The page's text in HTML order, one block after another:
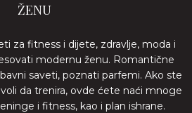
ŽENU
za fitness i dijete, zdravlje, moda i
modernu ženu. Romantične
saveti, poznati parfemi. Ako ste
da trenira, ovde ćete naći mnoge
i fitness, kao i plan ishrane.